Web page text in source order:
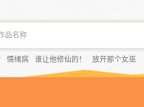
品名称
情绪病 谁让他修仙的！ 放开那个女巫